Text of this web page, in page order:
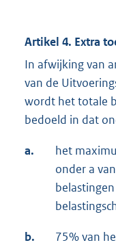
Artikel 4. Extra
In afwijking van
van de
wordt het totale
bedoeld in dat
a.
het
onder a
b.
75% van